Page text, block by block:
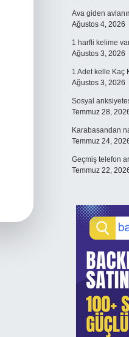
Ava giden
Ağustos 4, 2026
1 harfli kelime
Ağustos 3, 2026
1 Adet kelle Kaç
Ağustos 3, 2026
Sosyal
Temmuz 28,
Karabasandan
Temmuz 24,
Geçmiş telefon
Temmuz 22,